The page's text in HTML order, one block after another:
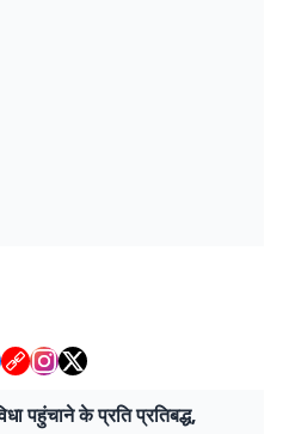
पहुंचाने के प्रति प्रतिबद्ध,